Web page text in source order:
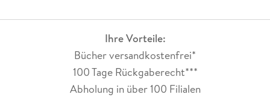
Ihre Vorteile:
Bücher versandkostenfrei*
100 Tage Rückgaberecht***
Abholung in über 100 Filialen